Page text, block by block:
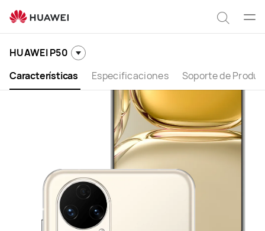
HUAWEI
P50
Abrir
HUAWEI P50
Características
Especificaciones Soporte de